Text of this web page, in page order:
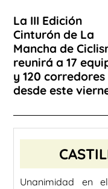
La III Edición
Cinturón de La
Mancha de
reunirá a 17
y 120 corredores
desde este
Unanimidad en